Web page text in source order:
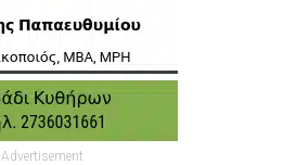
Advertisement